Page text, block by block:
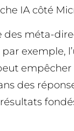
IA côté
des méta-
par exemple,
des